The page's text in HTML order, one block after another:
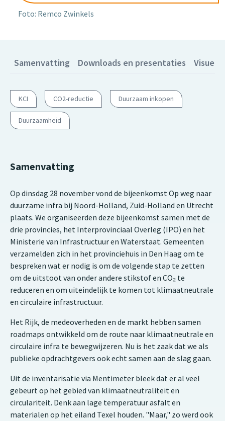
Foto: Remco Zwinkels
Samenvatting Downloads en presentaties Visueel
KCI CO2-reductie Duurzaam inkopen
Duurzaamheid
Samenvatting
Op dinsdag 28 november vond de bijeenkomst Op weg naar
duurzame infra bij Noord-Holland, Zuid-Holland en Utrecht
plaats. We organiseerden deze bijeenkomst samen met de
drie provincies, het Interprovinciaal Overleg (IPO) en het
Ministerie van Infrastructuur en Waterstaat. Gemeenten
verzamelden zich in het provinciehuis in Den Haag om te
bespreken wat er nodig is om de volgende stap te zetten
om de uitstoot van onder andere stikstof en CO₂ te
reduceren en om uiteindelijk te komen tot klimaatneutrale
en circulaire infrastructuur.
Het Rijk, de medeoverheden en de markt hebben samen
roadmaps ontwikkeld om de route naar klimaatneutrale en
circulaire infra te bewegwijzeren. Nu is het zaak dat we als
publieke opdrachtgevers ook echt samen aan de slag gaan.
Uit de inventarisatie via Mentimeter bleek dat er al veel
gebeurt op het gebied van klimaatneutraliteit en
circulariteit. Denk aan lage temperatuur asfalt en
materialen op het eiland Texel houden. "Maar," zo werd ook